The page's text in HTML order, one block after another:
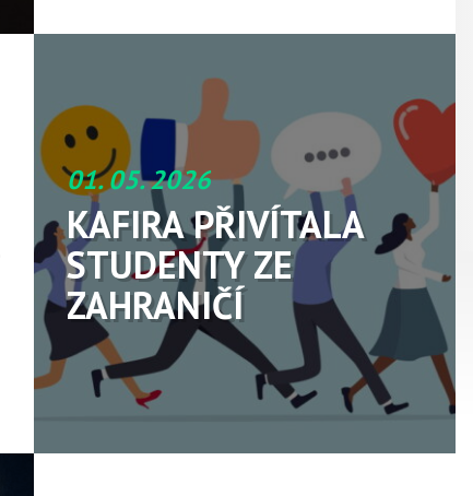
01. 05. 2026
KAFIRA PŘIVÍTALA
STUDENTY ZE
ZAHRANIČÍ